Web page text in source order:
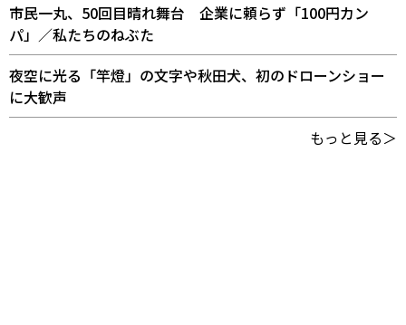
市民一丸、50回目晴れ舞台 企業に頼らず「100円カン
パ」／私たちのねぶた
夜空に光る「竿燈」の文字や秋田犬、初のドローンショー
に大歓声
もっと見る＞